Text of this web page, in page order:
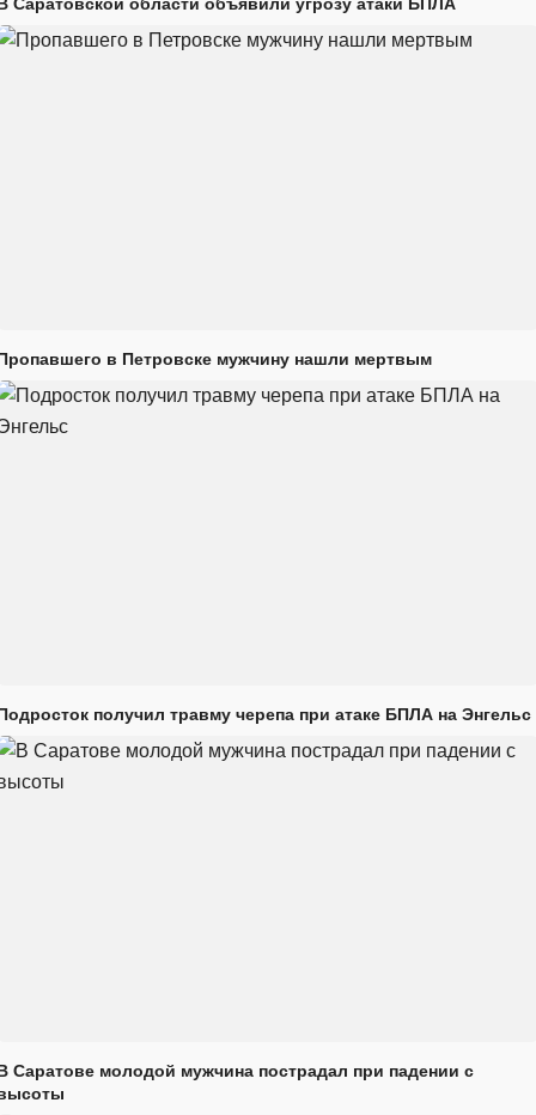
в Петровске мужчину нашли мертвым
получил травму черепа при атаке БПЛА на Энгельс
Саратове молодой мужчина пострадал при падении с